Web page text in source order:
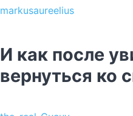
markusaureelius
И как после
вернуться ко